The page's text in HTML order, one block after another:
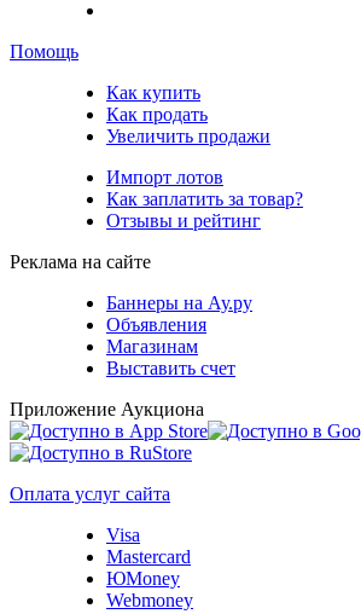
Помощь
Как купить
Как продать
Увеличить продажи
Импорт лотов
Как заплатить за товар?
Отзывы и рейтинг
Реклама на сайте
Баннеры на Ау.ру
Объявления
Магазинам
Выставить счет
Приложение Аукциона
Оплата услуг сайта
Visa
Mastercard
ЮMoney
Webmoney